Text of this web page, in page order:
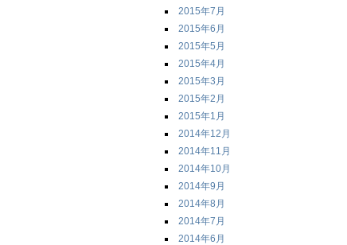
2015年7月
2015年6月
2015年5月
2015年4月
2015年3月
2015年2月
2015年1月
2014年12月
2014年11月
2014年10月
2014年9月
2014年8月
2014年7月
2014年6月